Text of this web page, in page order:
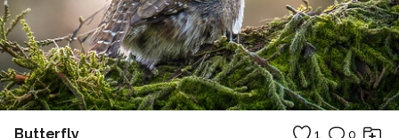
Butterfly 1 0